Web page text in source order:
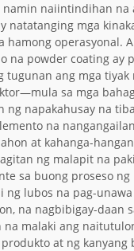
namin naiintindihan na
natatanging mga
hamong operasyonal.
na powder coating ay
tugunan ang mga tiyak
sa mga
ng napakahusay na
na
at kahanga-
ng malapit na
sa buong proseso
ng lubos na pag-
na nagbibigay-daan
na malaki ang
at ng kanyang